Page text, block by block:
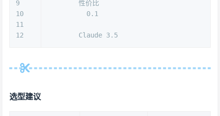
9
10
11
12
        性价比
          0.1
        Claude 3.5
选型建议